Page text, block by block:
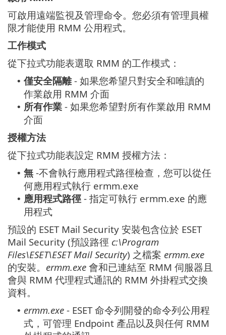
可啟用遠端監視及管理命令。您必須有管理員權
限才能使用 RMM 公用程式。
工作模式
從下拉式功能表選取 RMM 的工作模式：
• 僅安全隔離- 如果您希望只對安全和唯讀的
作業啟用 RMM 介面
• 所有作業 - 如果您希望對所有作業啟用 RMM
介面
授權方法
從下拉式功能表設定 RMM 授權方法：
• 無 -不會執行應用程式路徑檢查，您可以從任
何應用程式執行 ermm.exe
• 應用程式路徑 - 指定可執行 ermm.exe 的應
用程式
預設的 ESET Mail Security 安裝包含位於 ESET
Mail Security (預設路徑 c:\Program
Files\ESET\ESET Mail Security) 之檔案 ermm.exe
的安裝。 ermm.exe 會和已連結至 RMM 伺服器且
會與 RMM 代理程式通訊的 RMM 外掛程式交換
資料。
• ermm.exe - ESET 命令列開發的命令列公用程
式，可管理 Endpoint 產品以及與任何 RMM